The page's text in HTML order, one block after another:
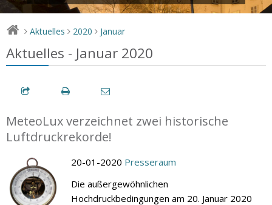
> Aktuelles > 2020 > Januar
Aktuelles - Januar 2020
MeteoLux verzeichnet zwei historische
Luftdruckrekorde!
20-01-2020 Presseraum
Die außergewöhnlichen
Hochdruckbedingungen am 20. Januar 2020